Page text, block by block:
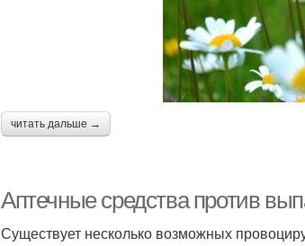
читать дальше →
Аптечные средства против
Существует несколько возможных